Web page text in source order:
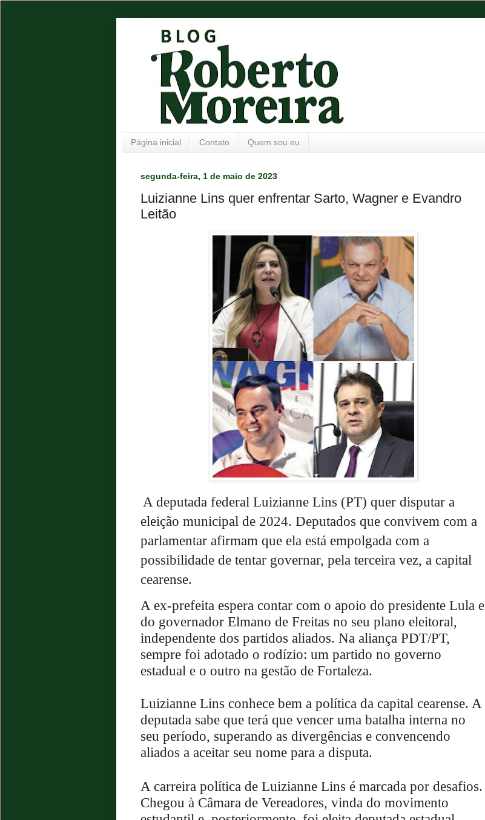
Página inicial Contato Quem sou eu
segunda-feira, 1 de maio de 2023
Luizianne Lins quer enfrentar Sarto, Wagner e Evandro
Leitão
A deputada federal Luizianne Lins (PT) quer disputar a
eleição municipal de 2024. Deputados que convivem com a
parlamentar afirmam que ela está empolgada com a
possibilidade de tentar governar, pela terceira vez, a capital
cearense.
A ex-prefeita espera contar com o apoio do presidente Lula e
do governador Elmano de Freitas no seu plano eleitoral,
independente dos partidos aliados. Na aliança PDT/PT,
sempre foi adotado o rodízio: um partido no governo
estadual e o outro na gestão de Fortaleza.
Luizianne Lins conhece bem a política da capital cearense. A
deputada sabe que terá que vencer uma batalha interna no
seu período, superando as divergências e convencendo
aliados a aceitar seu nome para a disputa.
A carreira política de Luizianne Lins é marcada por desafios.
Chegou à Câmara de Vereadores, vinda do movimento